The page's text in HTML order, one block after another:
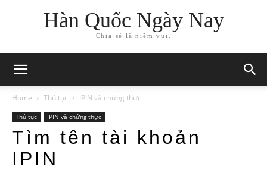
Hàn Quốc Ngày Nay
Chia sẻ là niềm vui.
Home Thủ tục IPIN và chứng thực
Thủ tục IPIN và chứng thực
Tìm tên tài khoản
IPIN